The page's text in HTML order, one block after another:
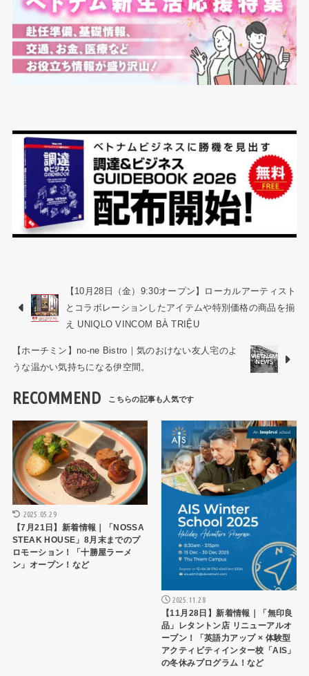
【10月28日（金）9:30オープン】ローカルアーティスト
とコラボレーションしたアイテムや特別価格の商品を揃
え UNIQLO VINCOM BÀ TRIỆU
【ホーチミン】no-ne Bistro｜気のおけない友人宅のよ
うな温かい気持ちになる伊空間。
RECOMMEND
トピックス
2025.05.29
【7月21日】新着情報｜「NOSSA
STEAK HOUSE」8月末までのプ
ロモーション！「十勝屋ラーメ
ン」オープン！など
トピックス
2025.11.28
【11月28日】新着情報｜「無印良
品」レタントン店 リニューアルオ
ープン！「英語力アップ × 体験型
アクティビティインター校「AIS」
の冬休みプログラム！など